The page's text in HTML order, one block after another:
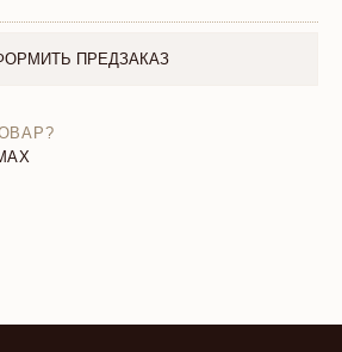
ПРЕДЗАКАЗ